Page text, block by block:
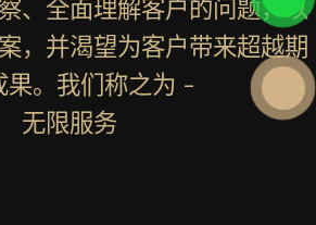
、全面理解客户的问题，以
，并渴望为客户带来超越期
果。我们称之为 -
无限服务